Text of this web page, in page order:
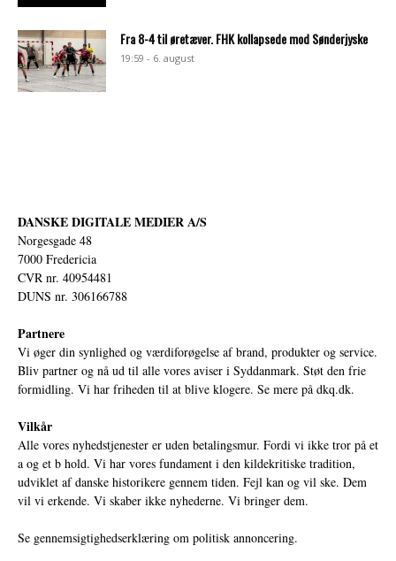
Fra 8-4 til øretæver. FHK kollapsede mod Sønderjyske
19:59 - 6. august
DANSKE DIGITALE MEDIER A/S
Norgesgade 48
7000 Fredericia
CVR nr. 40954481
DUNS nr. 306166788
Partnere
Vi øger din synlighed og værdiforøgelse af brand, produkter og service.
Bliv partner og nå ud til alle vores aviser i Syddanmark. Støt den frie
formidling. Vi har friheden til at blive klogere. Se mere på dkq.dk.
Vilkår
Alle vores nyhedstjenester er uden betalingsmur. Fordi vi ikke tror på et
a og et b hold. Vi har vores fundament i den kildekritiske tradition,
udviklet af danske historikere gennem tiden. Fejl kan og vil ske. Dem
vil vi erkende. Vi skaber ikke nyhederne. Vi bringer dem.
Se gennemsigtighedserklæring om politisk annoncering.